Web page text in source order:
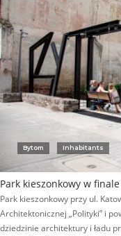
Bytom Inhabitants
Park kieszonkowy w
Park kieszonkowy przy ul.
Architektonicznej „Polityki” i
dziedzinie architektury i ładu